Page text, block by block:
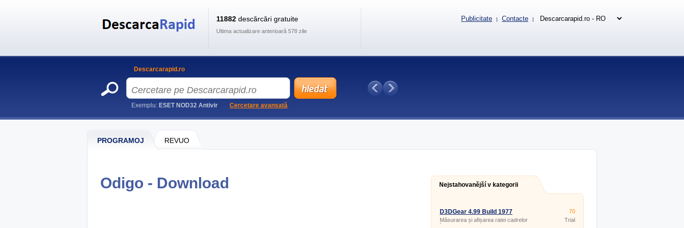
PROGRAMOJ REVUO
Odigo - Download Nejstahovanější v kategorii
D3DGear 4.99 Build 1977
Măsurarea și afișarea ratei cadrelor
în aplicațiile DirectX și OpenGL.
70
Trial
11882 descărcări gratuite
Ultima actualizare anterioară 578 zile
Publicitate | Contacte |
Descarcarapid.ro
Exemplu: ESET NOD32 Antivir Cercetare avansată